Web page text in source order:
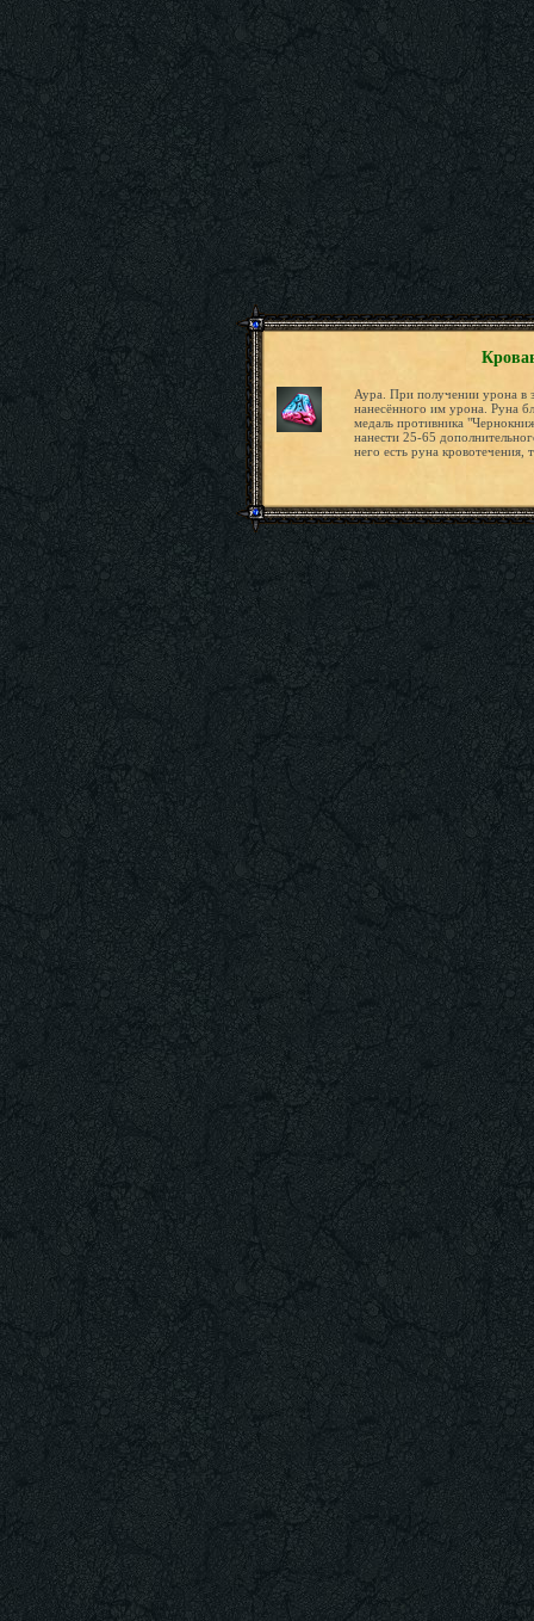
Аура. При получении урона в
нанесённого им урона. Руна
медаль противника
нанести 25-65
него есть руна кровотечения,